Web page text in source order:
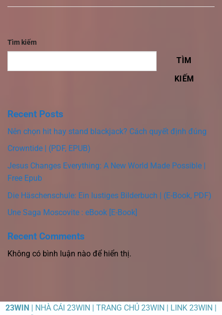
Tìm kiếm
TÌM
KIẾM
Recent Posts
Nên chọn hit hay stand blackjack? Cách quyết định đúng
Crowntide | (PDF, EPUB)
Jesus Changes Everything: A New World Made Possible |
Free Epub
Die Häschenschule: Ein lustiges Bilderbuch | (E-Book, PDF)
Une Saga Moscovite : eBook [E-Book]
Recent Comments
Không có bình luận nào để hiển thị.
23WIN | NHÀ CÁI 23WIN | TRANG CHỦ 23WIN | LINK 23WIN |